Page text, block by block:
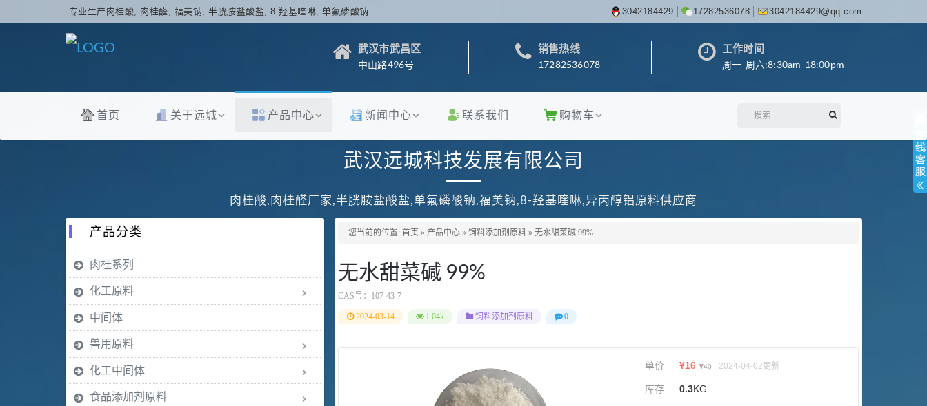
专业生产肉桂酸, 肉桂醛, 福美钠, 半胱胺盐酸盐, 8-羟基喹啉, 单氟磷酸钠 3042184429 17282536078 3042184429@qq.com
武汉市武昌区
中山路496号
销售热线
17282536078
工作时间
周一-周六:8:30am-18:00pm
首页 关于远城 产品中心 新闻中心 联系我们 购物车
武汉远城科技发展有限公司
肉桂酸,肉桂醛厂家,半胱胺盐酸盐,单氟磷酸钠,福美钠,8-羟基喹啉,异丙醇铝原料供应商
您当前的位置: 首页 » 产品中心 » 饲料添加剂原料 » 无水甜菜碱 99%
无水甜菜碱 99%
CAS号： 107-43-7
2024-03-14 1.04k 饲料添加剂原料 0
单价 ¥16 ¥40 2024-04-02更新
库存 0.3KG
产品分类
肉桂系列
化工原料
中间体
兽用原料
化工中间体
食品添加剂原料